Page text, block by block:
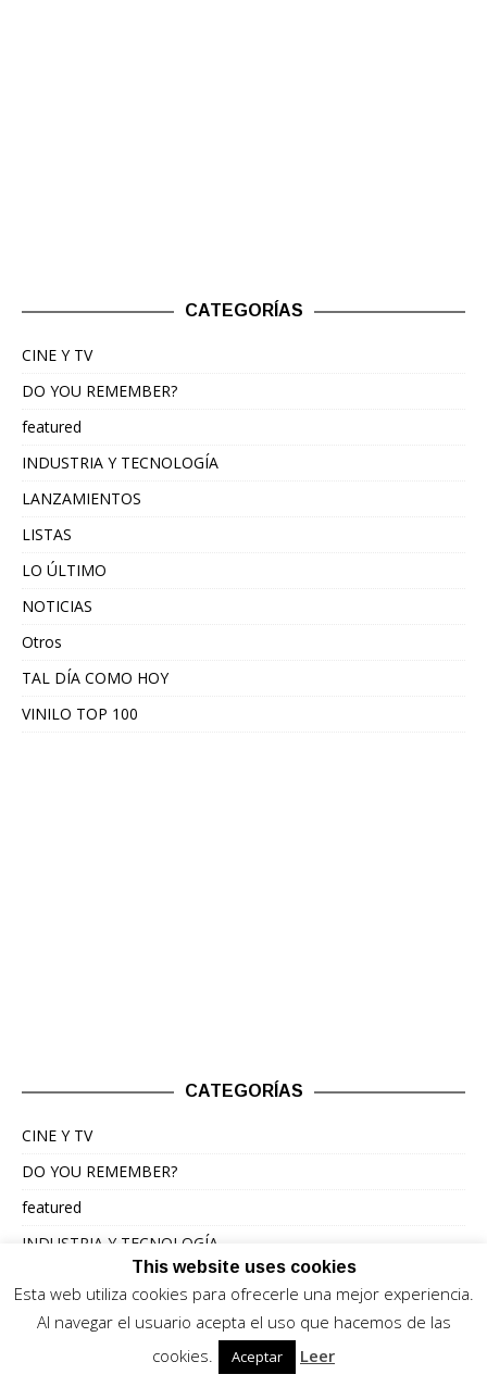
CATEGORÍAS
CINE Y TV
DO YOU REMEMBER?
featured
INDUSTRIA Y TECNOLOGÍA
LANZAMIENTOS
LISTAS
LO ÚLTIMO
NOTICIAS
Otros
TAL DÍA COMO HOY
VINILO TOP 100
CATEGORÍAS
CINE Y TV
DO YOU REMEMBER?
featured
INDUSTRIA Y TECNOLOGÍA
LANZAMIENTOS
LISTAS
This website uses cookies
Esta web utiliza cookies para ofrecerle una mejor experiencia.
Al navegar el usuario acepta el uso que hacemos de las
cookies.
Aceptar Leer